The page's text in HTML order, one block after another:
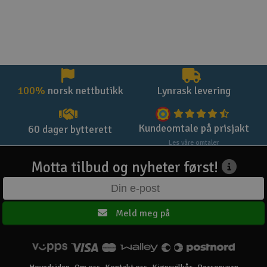
100% norsk nettbutikk Lynrask levering
60 dager bytterett Kundeomtale på prisjakt
Les våre omtaler
Motta tilbud og nyheter først!
Meld meg på